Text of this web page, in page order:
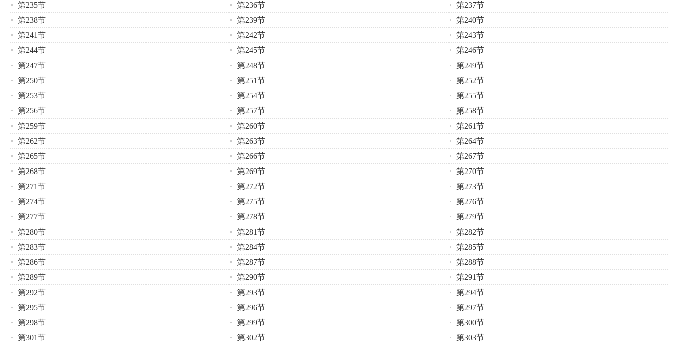
第235节
第236节
第237节
第238节
第239节
第240节
第241节
第242节
第243节
第244节
第245节
第246节
第247节
第248节
第249节
第250节
第251节
第252节
第253节
第254节
第255节
第256节
第257节
第258节
第259节
第260节
第261节
第262节
第263节
第264节
第265节
第266节
第267节
第268节
第269节
第270节
第271节
第272节
第273节
第274节
第275节
第276节
第277节
第278节
第279节
第280节
第281节
第282节
第283节
第284节
第285节
第286节
第287节
第288节
第289节
第290节
第291节
第292节
第293节
第294节
第295节
第296节
第297节
第298节
第299节
第300节
第301节
第302节 第303节